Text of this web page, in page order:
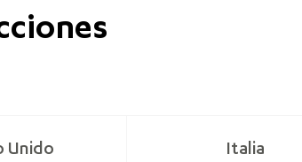
Unido Italia